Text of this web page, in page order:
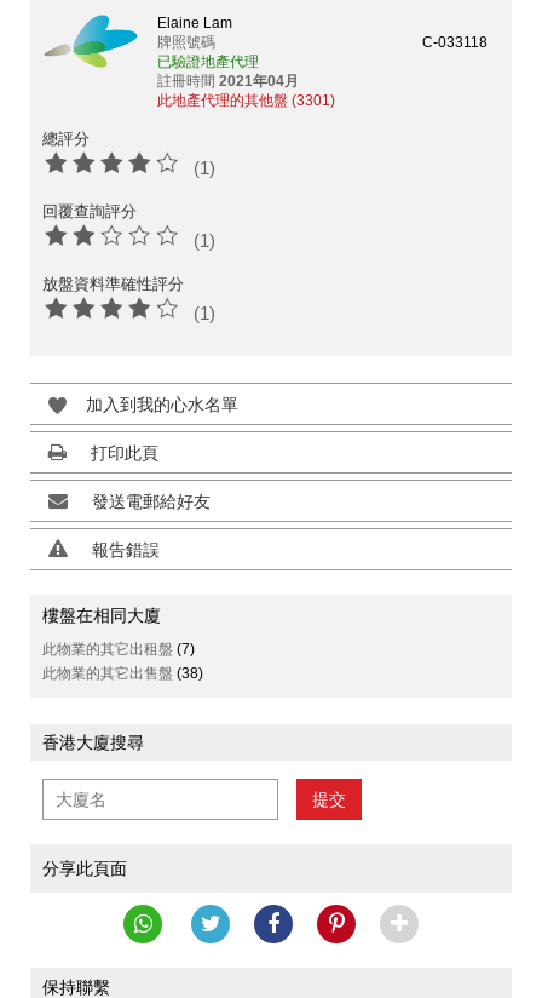
Elaine Lam
牌照號碼
C-033118
已驗證地產代理
註冊時間 2021年04月
此地產代理的其他盤 (3301)
總評分
(1)
回覆查詢評分
(1)
放盤資料準確性評分
(1)
加入到我的心水名單
打印此頁
發送電郵給好友
報告錯誤
樓盤在相同大廈
此物業的其它出租盤 (7)
此物業的其它出售盤 (38)
香港大廈搜尋
提交
分享此頁面
保持聯繫